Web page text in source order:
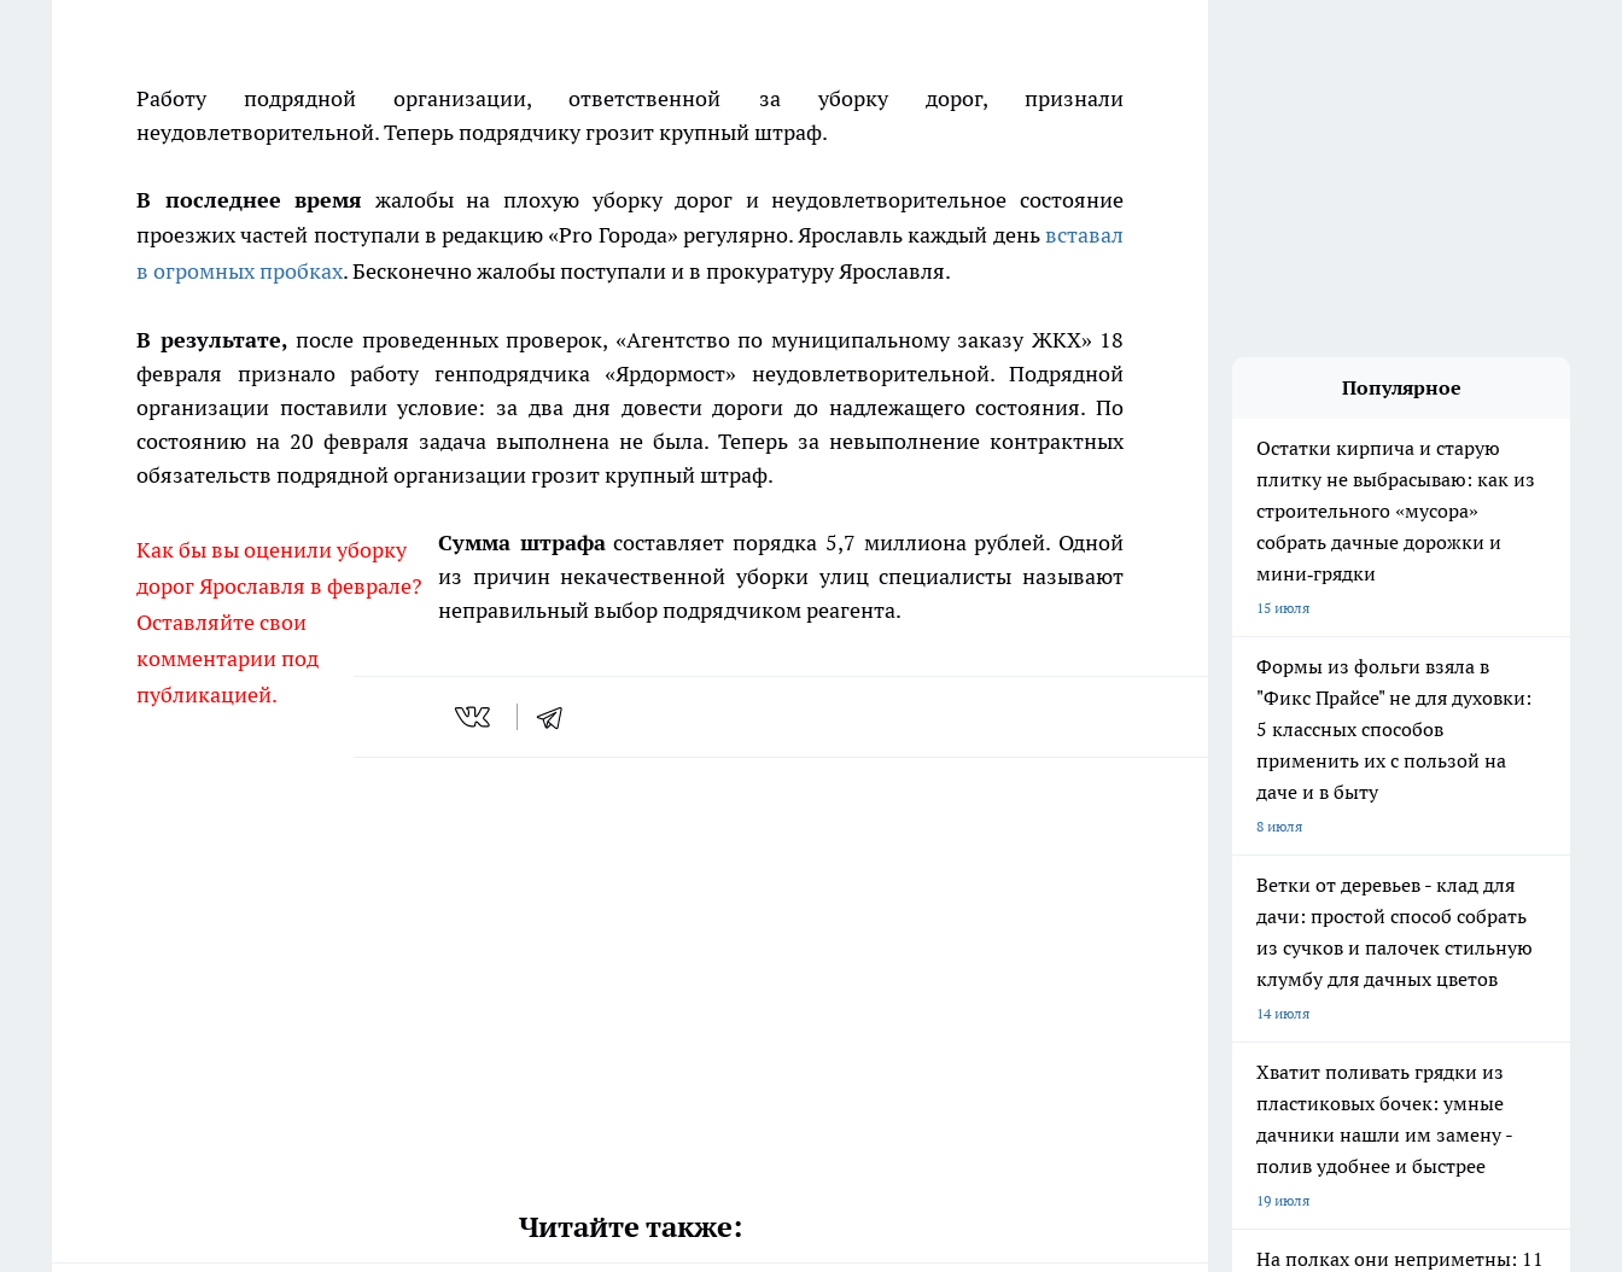
Работу подрядной организации, ответственной за уборку дорог, признали
неудовлетворительной. Теперь подрядчику грозит крупный штраф.
В последнее время жалобы на плохую уборку дорог и неудовлетворительное состояние
проезжих частей поступали в редакцию «Pro Города» регулярно. Ярославль каждый деньвставал
в огромных пробках. Бесконечно жалобы поступали и в прокуратуру Ярославля.
В результате, после проведенных проверок, «Агентство по муниципальному заказу ЖКХ» 18
февраля признало работу генподрядчика «Ярдормост» неудовлетворительной. Подрядной
организации поставили условие: за два дня довести дороги до надлежащего состояния. По
состоянию на 20 февраля задача выполнена не была. Теперь за невыполнение контрактных
обязательств подрядной организации грозит крупный штраф.
Как бы вы оценили уборку
дорог Ярославля в феврале?
Оставляйте свои
комментарии под
публикацией.
Сумма штрафасоставляет порядка 5,7 миллиона рублей. Одной
из причин некачественной уборки улиц специалисты называют
неправильный выбор подрядчиком реагента.
Читайте также:
Популярное
Остатки кирпича и старую
плитку не выбрасываю: как из
строительного «мусора»
собрать дачные дорожки и
мини‑грядки
15 июля
Формы из фольги взяла в
"Фикс Прайсе" не для духовки:
5 классных способов
применить их с пользой на
даче и в быту
8 июля
Ветки от деревьев - клад для
дачи: простой способ собрать
из сучков и палочек стильную
клумбу для дачных цветов
14 июля
Хватит поливать грядки из
пластиковых бочек: умные
дачники нашли им замену -
полив удобнее и быстрее
19 июля
На полках они неприметны: 11